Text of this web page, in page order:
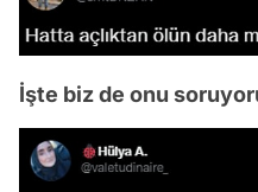
İşte biz de onu